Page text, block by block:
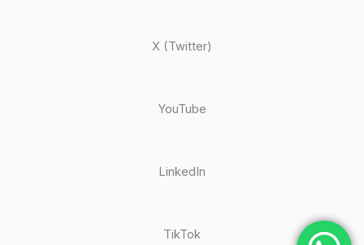
X (Twitter)
YouTube
LinkedIn
TikTok